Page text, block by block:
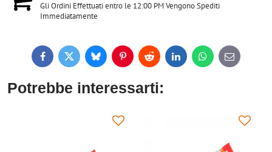
Gli Ordini Effettuati entro le 12:00 PM Vengono Spediti
Immediatamente
FacebookTwitterBlueskyPinterestReddit LinkedInWhatsApp
E-
mail
Potrebbe interessarti: